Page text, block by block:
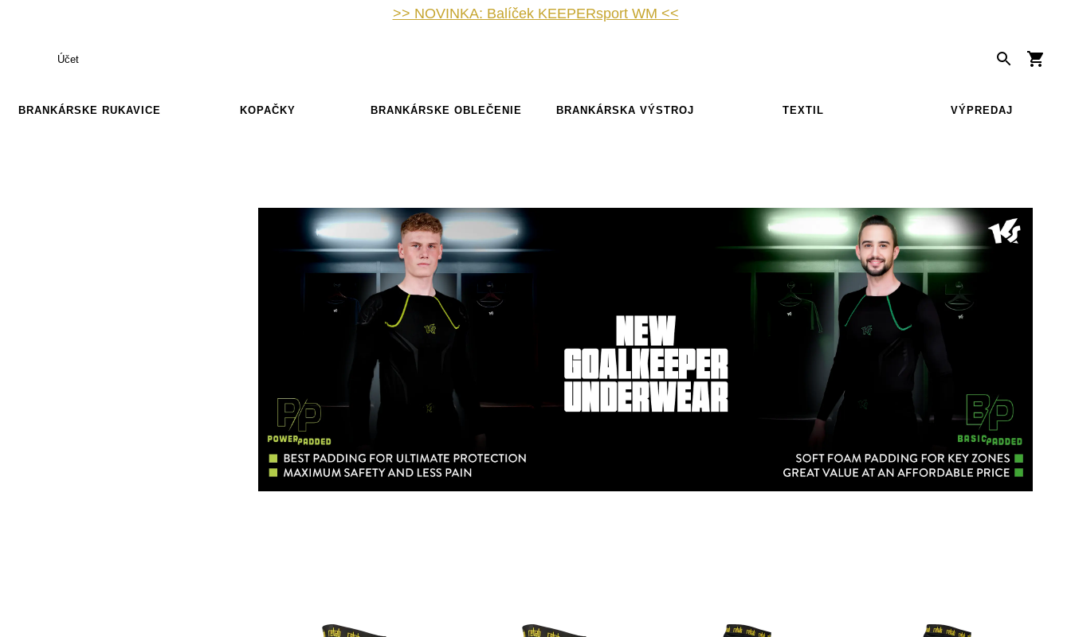
>> NOVINKA: Balíček KEEPERsport WM <<
Účet
BRANKÁRSKE RUKAVICE KOPAČKY BRANKÁRSKE OBLEČENIE BRANKÁRSKA VÝSTROJ TEXTIL VÝPREDAJ